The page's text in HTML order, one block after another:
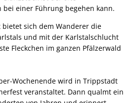
einer Führung begehen kann.
sich dem Wanderer die
und mit der Karlstalschlucht
Fleckchen im ganzen Pfälzerwald
Wochenende wird in Trippstadt
veranstaltet. Dann qualmt ein